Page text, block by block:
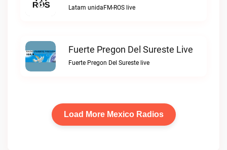
Latam unidaFM-ROS live
Fuerte Pregon Del Sureste Live
Fuerte Pregon Del Sureste live
Load More Mexico Radios